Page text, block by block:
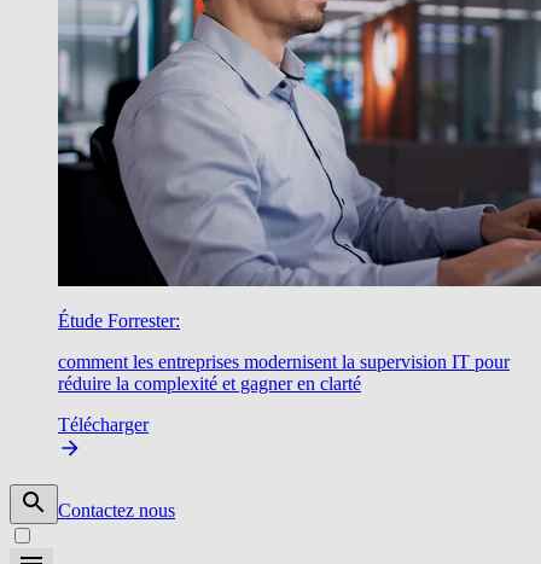
Étude Forrester:
comment les entreprises modernisent la supervision IT pour
réduire la complexité et gagner en clarté
Télécharger
Contactez nous